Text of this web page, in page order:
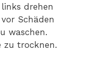
drehen
Schäden
waschen.
zu trocknen.